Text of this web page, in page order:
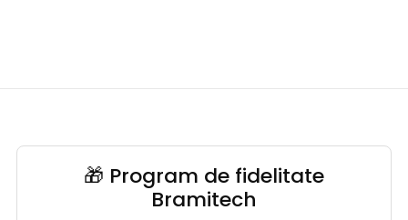
🎁 Program de fidelitate
Bramitech